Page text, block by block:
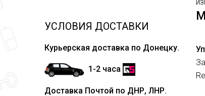
УСЛОВИЯ ДОСТАВКИ
Курьерская доставка по Донецку.
1-2 часа
Доставка Почтой по ДНР, ЛНР.